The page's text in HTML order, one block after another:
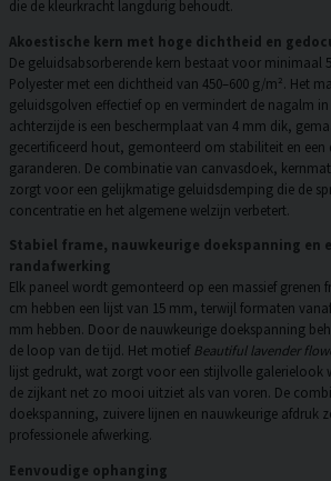
die de kleurkracht langdurig behoudt.
Akoestische kern met hoge dichtheid en
De geluidsabsorberende kern bestaat voor minimaal
Polyester met een dichtheid van 450–600 g/m². Het
geluidsgolven effectief op en vermindert de nagalm
achterzijde is een beschermplaat van 4 mm dik,
gecertificeerd hout, gemonteerd om stabiliteit en
garanderen. De combinatie van canvasdoek,
zorgt voor een gelijkmatige geluidsdemping die de
concentratie en het algemene welzijn verbetert.
Stabiel frame, nauwkeurige doekspanning en
randafwerking
Elk paneel wordt gemonteerd op een massief grenen
cm hebben een lijst van 15 mm, terwijl formaten
mm hebben. Door de nauwkeurige doekspanning
de loop van de tijd. Het motief Beautiful lavender
lijst gedrukt, wat zorgt voor een stijlvolle galerielook
de zijkant net zo mooi uitziet als van voren. De
doekspanning, zuivere lijnen en nauwkeurige afdruk
professionele afwerking.
Eenvoudige ophanging